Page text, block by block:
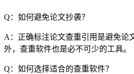
Q：如何避免论文抄袭？
A：正确标注论文查重引用是避免论
外，查重软件也是必不可少的工具。
Q：如何选择适合的查重软件？